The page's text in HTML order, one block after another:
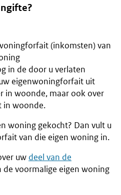
(inkomsten) van
in de door u verlaten
eigenwoningforfait uit
in woonde, maar ook over
in woonde.
woning gekocht? Dan vult u
van die eigen woning in.
uw deel van de
de voormalige eigen woning